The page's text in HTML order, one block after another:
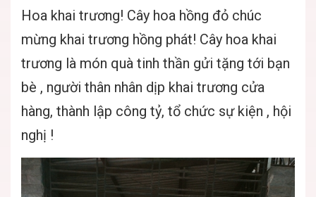
Hoa khai trương! Cây hoa hồng đỏ chúc
mừng khai trương hồng phát! Cây hoa khai
trương là món quà tinh thần gửi tặng tới bạn
bè , người thân nhân dịp khai trương cửa
hàng, thành lập công tỷ, tổ chức sự kiện , hội
nghị !